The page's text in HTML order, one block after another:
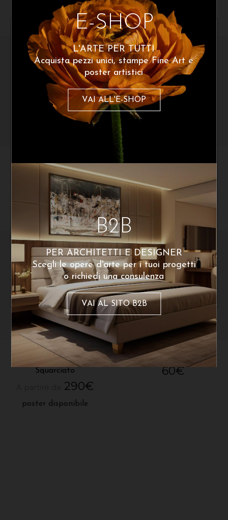
Dello stesso artista
Lorenzo Bensi
Italian Farm
A partire da:290€
Lorenzo Bensi
A partire da: 290€
Lorenzo Bensi
Squarciato
290€
poster disponibile
Negative Space
60€
E-SHOP
L'ARTE PER TUTTI
Acquista pezzi unici, stampe Fine Art e
poster artistici
VAI ALL'E-SHOP
B2B
PER ARCHITETTI E DESIGNER
Scegli le opere d'arte per i tuoi progetti
o richiedi una consulenza
VAI AL SITO B2B
Iscriviti alla newsletter
Per ottenere uno sconto del 10% sul
tuo primo acquisto. Resta sempre
aggiornato con Cinquerosso arte
Ho letto e accetto la privacy Policy